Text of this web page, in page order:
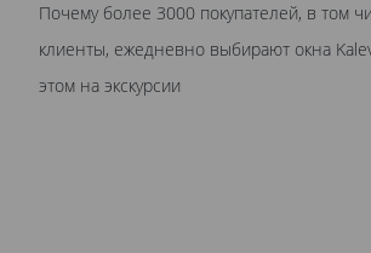
Почему более 3000 покупателей, в том
клиенты, ежедневно выбирают окна
этом на экскурсии